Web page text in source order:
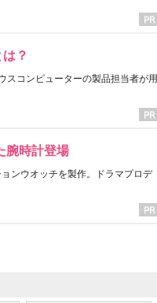
？
スコンピューターの製品担当者が用
腕時計登場
ンウオッチを製作。ドラマプロデ